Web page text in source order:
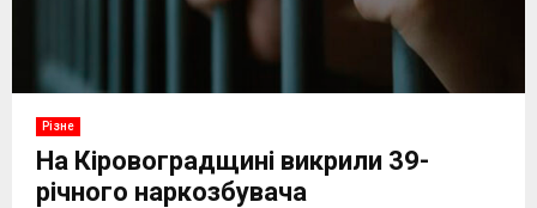
Різне
На Кіровоградщині викрили 39-
річного наркозбувача